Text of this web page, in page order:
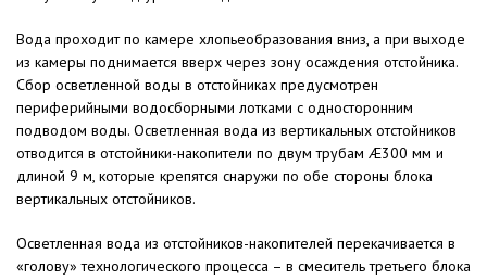
Вода проходит по камере хлопьеобразования вниз, а при выходе
из камеры поднимается вверх через зону осаждения отстойника.
Сбор осветленной воды в отстойниках предусмотрен
периферийными водосборными лотками с односторонним
подводом воды. Осветленная вода из вертикальных отстойников
отводится в отстойники-накопители по двум трубам Æ300 мм и
длиной 9 м, которые крепятся снаружи по обе стороны блока
вертикальных отстойников.
Осветленная вода из отстойников-накопителей перекачивается в
«голову» технологического процесса – в смеситель третьего блока